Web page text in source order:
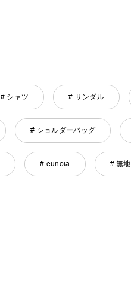
# シャツ # サンダル
# ショルダーバッグ
# eunoia # 無地